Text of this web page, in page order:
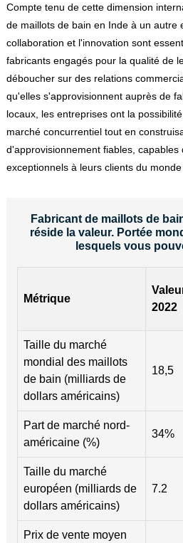
Compte tenu de cette dimension
de maillots de bain en Inde à un autre
collaboration et l'innovation sont
fabricants engagés pour la qualité de
déboucher sur des relations
qu'elles s'approvisionnent auprès de
locaux, les entreprises ont la
marché concurrentiel tout en
d'approvisionnement fiables,
exceptionnels à leurs clients du monde
Fabricant de maillots de
réside la valeur. Portée
lesquels vous
Métrique
2022
Taille du marché
mondial des maillots
de bain (milliards de
dollars américains)
18,5
Part de marché nord-
américaine (%)
34%
Taille du marché
européen (milliards de
dollars américains)
7.2
Prix ​​de vente moyen